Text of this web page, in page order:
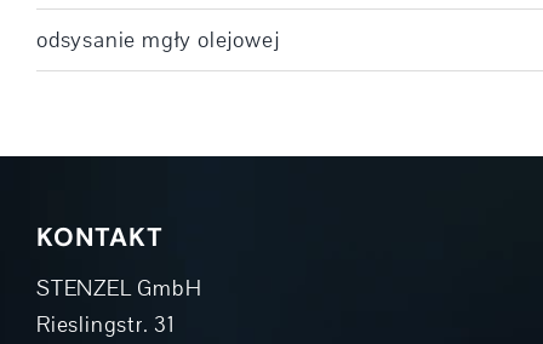
odsysanie mgły olejowej
KONTAKT
STENZEL GmbH
Rieslingstr. 31